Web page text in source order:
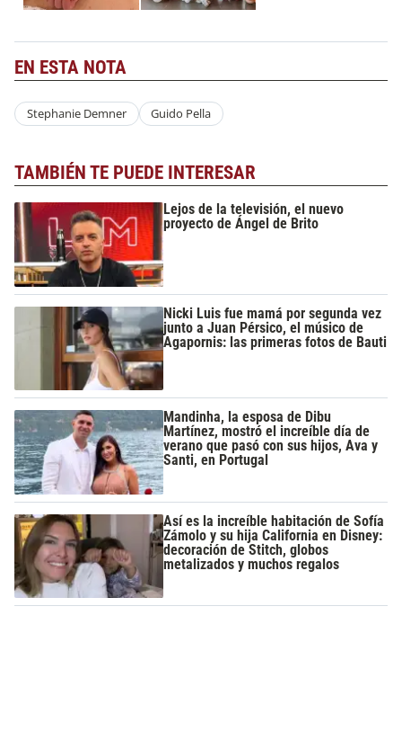
EN ESTA NOTA
Stephanie Demner Guido Pella
TAMBIÉN TE PUEDE INTERESAR
Lejos de la televisión, el nuevo
proyecto de Ángel de Brito
Nicki Luis fue mamá por segunda vez
junto a Juan Pérsico, el músico de
Agapornis: las primeras fotos de Bauti
Mandinha, la esposa de Dibu
Martínez, mostró el increíble día de
verano que pasó con sus hijos, Ava y
Santi, en Portugal
Así es la increíble habitación de Sofía
Zámolo y su hija California en Disney:
decoración de Stitch, globos
metalizados y muchos regalos